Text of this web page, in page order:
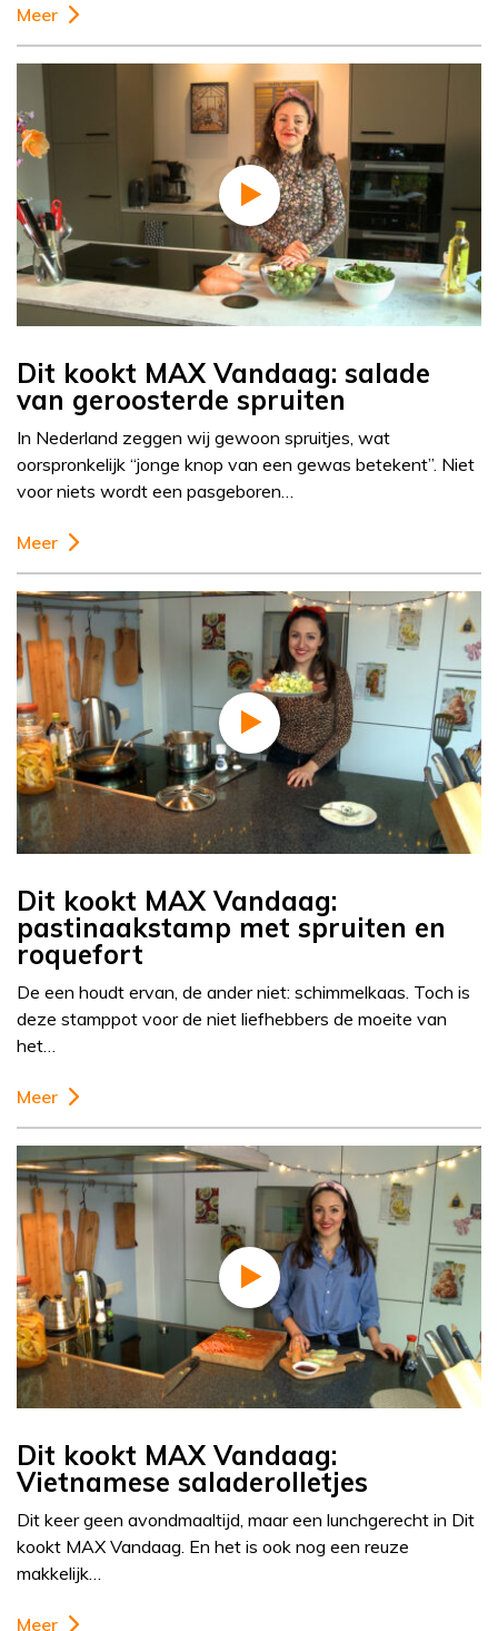
Meer
Dit kookt MAX Vandaag: salade
van geroosterde spruiten
In Nederland zeggen wij gewoon spruitjes, wat
oorspronkelijk “jonge knop van een gewas betekent”. Niet
voor niets wordt een pasgeboren…
Meer
Dit kookt MAX Vandaag:
pastinaakstamp met spruiten en
roquefort
De een houdt ervan, de ander niet: schimmelkaas. Toch is
deze stamppot voor de niet liefhebbers de moeite van
het…
Meer
Dit kookt MAX Vandaag:
Vietnamese saladerolletjes
Dit keer geen avondmaaltijd, maar een lunchgerecht in Dit
kookt MAX Vandaag. En het is ook nog een reuze
makkelijk…
Meer